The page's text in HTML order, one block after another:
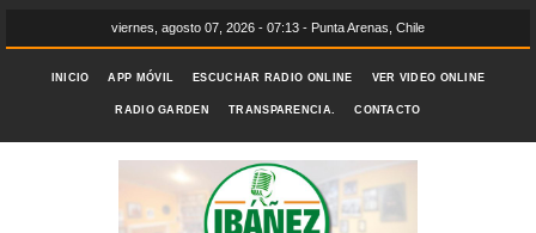
viernes, agosto 07, 2026 - 07:13 - Punta Arenas, Chile
INICIO APP MÓVIL ESCUCHAR RADIO ONLINE VER VIDEO ONLINE
RADIO GARDEN TRANSPARENCIA. CONTACTO